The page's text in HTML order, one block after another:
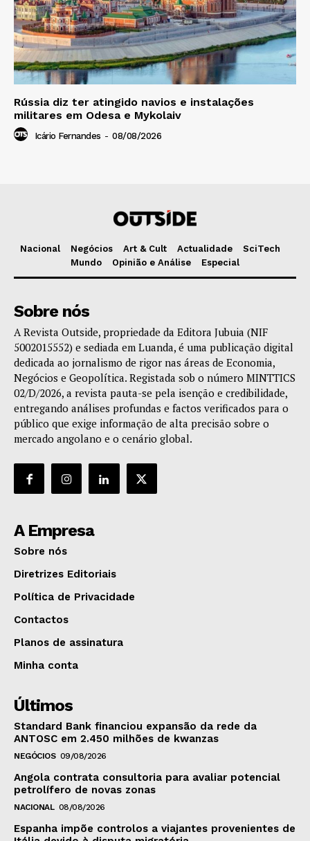
Rússia diz ter atingido navios e instalações
militares em Odesa e Mykolaiv
Icário Fernandes - 08/08/2026
Nacional Negócios Art & Cult Actualidade
SciTech
Mundo
Opinião e Análise Especial
Sobre nós
A Revista Outside, propriedade da Editora Jubuia (NIF
5002015552) e sediada em Luanda, é uma publicação digital
dedicada ao jornalismo de rigor nas áreas de Economia,
Negócios e Geopolítica. Registada sob o número MINTTICS
02/D/2026, a revista pauta-se pela isenção e credibilidade,
entregando análises profundas e factos verificados para o
público que exige informação de alta precisão sobre o
mercado angolano e o cenário global.
A Empresa
Sobre nós
Diretrizes Editoriais
Política de Privacidade
Contactos
Planos de assinatura
Minha conta
Últimos
Standard Bank financiou expansão da rede da
ANTOSC em 2.450 milhões de kwanzas
NEGÓCIOS 09/08/2026
Angola contrata consultoria para avaliar potencial
petrolífero de novas zonas
NACIONAL 08/08/2026
Espanha impõe controlos a viajantes provenientes de